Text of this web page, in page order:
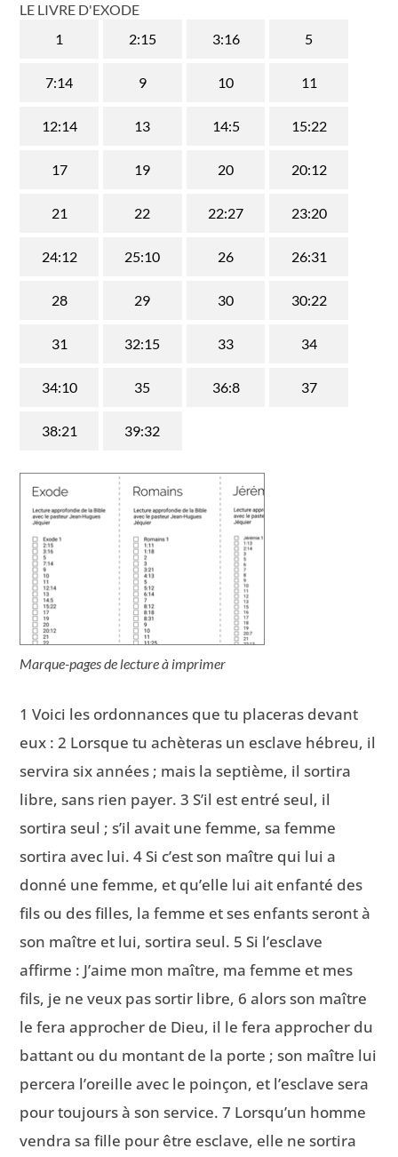
LE LIVRE D'EXODE
1
2:15 3:16 5
7:14 9 10 11
12:14 13 14:5 15:22
17 19 20 20:12
21 22 22:27 23:20
24:12 25:10 26 26:31
28 29 30 30:22
31 32:15 33 34
34:10 35 36:8 37
38:21 39:32
Marque-pages de lecture à imprimer
1 Voici les ordonnances que tu placeras devant
eux : 2 Lorsque tu achèteras un esclave hébreu, il
servira six années ; mais la septième, il sortira
libre, sans rien payer. 3 S’il est entré seul, il
sortira seul ; s’il avait une femme, sa femme
sortira avec lui. 4 Si c’est son maître qui lui a
donné une femme, et qu’elle lui ait enfanté des
fils ou des filles, la femme et ses enfants seront à
son maître et lui, sortira seul. 5 Si l’esclave
affirme : J’aime mon maître, ma femme et mes
fils, je ne veux pas sortir libre, 6 alors son maître
le fera approcher de Dieu, il le fera approcher du
battant ou du montant de la porte ; son maître lui
percera l’oreille avec le poinçon, et l’esclave sera
pour toujours à son service. 7 Lorsqu’un homme
vendra sa fille pour être esclave, elle ne sortira